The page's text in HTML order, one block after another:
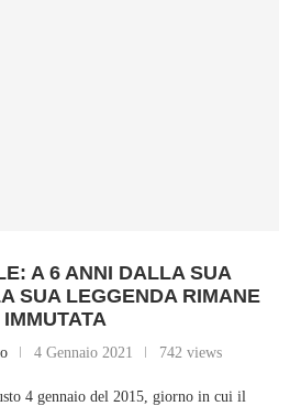
A 6 ANNI DALLA SUA
SUA LEGGENDA RIMANE
IMMUTATA
4 Gennaio 2021 742 views
4 gennaio del 2015, giorno in cui il